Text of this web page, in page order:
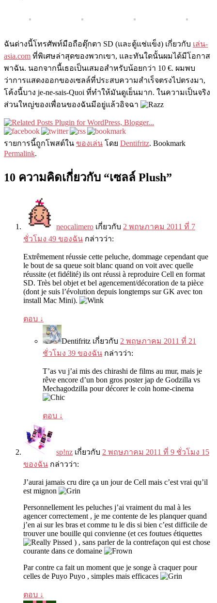
ฉันด่างนี้โทรศัพท์มือถือตุ๊กตา SD (และตู้แช่แข็ง) เกี่ยวกับ เล่น-
asia.com ที่พิเศษล่าสุดของพวกเขา, และทันใดนั้นผมได้มีโอกาส
พาฉัน. นอกจากนี้เธอเป็นเสมอสำหรับน้อยกว่า 10 €. ผมพบ
ว่าการแสดงออกของเซลล์ที่ประสบความสำเร็จตรงไปตรงมา,
โค้งนี้บาง je-ne-sais-Quoi ที่ทำให้มันดูเย็นมาก. ในความเป็นจริง
ส่วนใหญ่ของเพื่อนของฉันมีอยู่แล้วอิจฉา
รายการนี​​้ถูกโพสต์ใน ของเล่น โดย Dentifritz. Bookmark
Permalink.
10 ความคิดเกี่ยวกับ “เซลล์ Plush”
neocalimero เกี่ยวกับ 2 พฤษภาคม 2011 ที่ 7
ชั่วโมง 49 ของฉัน กล่าวว่า:
Extrêmement réussie cette peluche, dommage cependant que
le bout de sa queue soit blanc quand on voit avec quelle
réussite (et fidélité) ils ont réussi à reproduire Cell en format
SD. Très bel objet et bel agencement/décoration de ta pièce
(dont je suis l’évolution depuis longtemps sur GK avec ton
install Mac Mini).
ตอบ ↓
Dentifritz เกี่ยวกับ 2 พฤษภาคม 2011 ที่ 21
ชั่วโมง 39 ของฉัน กล่าวว่า:
T’as vu j’ai mis des chirashi de films au mur, mais je
rêve encore d’un bon gros poster jap de Godzilla vs
Mechagodzilla pour décorer le coin home-cinema
ตอบ ↓
sp!nz เกี่ยวกับ 2 พฤษภาคม 2011 ที่ 9 ชั่วโมง 15
ของฉัน กล่าวว่า:
J’aurai jamais cru dire ça un jour de Cell mais c’est vrai qu’il
est mignon
Personnellement les peluches j’ai vraiment du mal à les
agencer correctement , je me contente de les planquer quand
j’en ai sur les bras et comme tu le dis si bien c’est difficile de
trouver une bouille qui convienne (et ces foutues étiquettes
) , sans parler de la contrefaçon qui est chose
courante dans ce domaine
Par contre ca fait un moment que je songe à craquer pour
celles de Puyo Puyo , simples mais efficaces
ตอบ ↓